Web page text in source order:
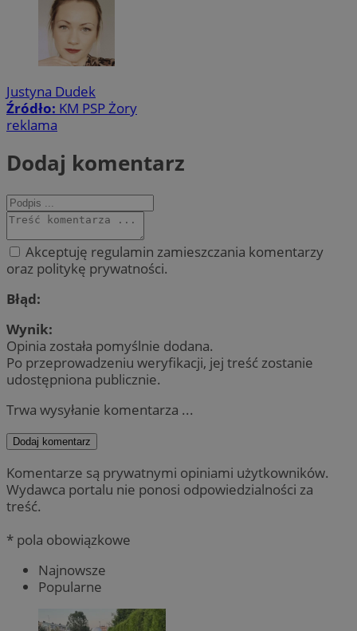
Justyna Dudek
Źródło: KM PSP Żory
reklama
Dodaj komentarz
Akceptuję regulamin zamieszczania komentarzy
oraz politykę prywatności.
Błąd:
Wynik:
Opinia została pomyślnie dodana.
Po przeprowadzeniu weryfikacji, jej treść zostanie
udostępniona publicznie.
Trwa wysyłanie komentarza ...
Dodaj komentarz
Komentarze są prywatnymi opiniami użytkowników.
Wydawca portalu nie ponosi odpowiedzialności za
treść.
* pola obowiązkowe
Najnowsze
Popularne